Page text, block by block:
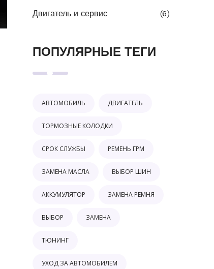
Двигатель и сервис
(6)
ПОПУЛЯРНЫЕ ТЕГИ
АВТОМОБИЛЬ ДВИГАТЕЛЬ
ТОРМОЗНЫЕ КОЛОДКИ
СРОК СЛУЖБЫ РЕМЕНЬ ГРМ
ЗАМЕНА МАСЛА ВЫБОР ШИН
АККУМУЛЯТОР ЗАМЕНА РЕМНЯ
ВЫБОР ЗАМЕНА
ТЮНИНГ
УХОД ЗА АВТОМОБИЛЕМ